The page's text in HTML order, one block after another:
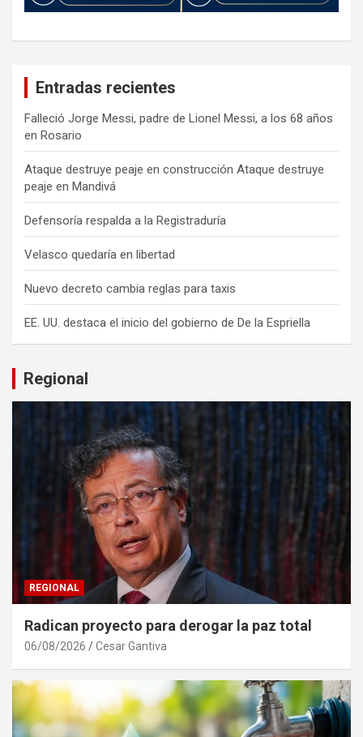
Entradas recientes
Falleció Jorge Messi, padre de Lionel Messi, a los 68 años
en Rosario
Ataque destruye peaje en construcción Ataque destruye
peaje en Mandivá
Defensoría respalda a la Registraduría
Velasco quedaría en libertad
Nuevo decreto cambia reglas para taxis
EE. UU. destaca el inicio del gobierno de De la Espriella
Regional
REGIONAL
Radican proyecto para derogar la paz total
06/08/2026 Cesar Gantiva